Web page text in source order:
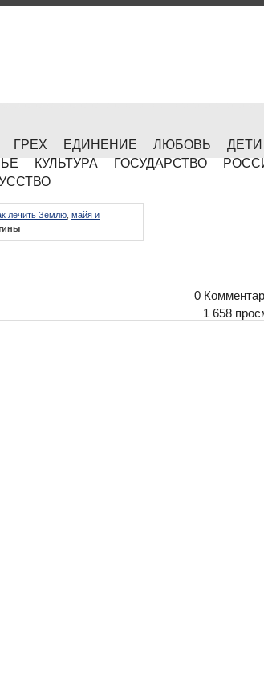
ГРЕХ ЕДИНЕНИЕ ЛЮБОВЬ ДЕТИ
КУЛЬТУРА ГОСУДАРСТВО
лечить Землю майя и
0
1 658